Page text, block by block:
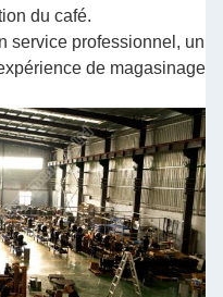
du café.
service professionnel, un
de magasinage